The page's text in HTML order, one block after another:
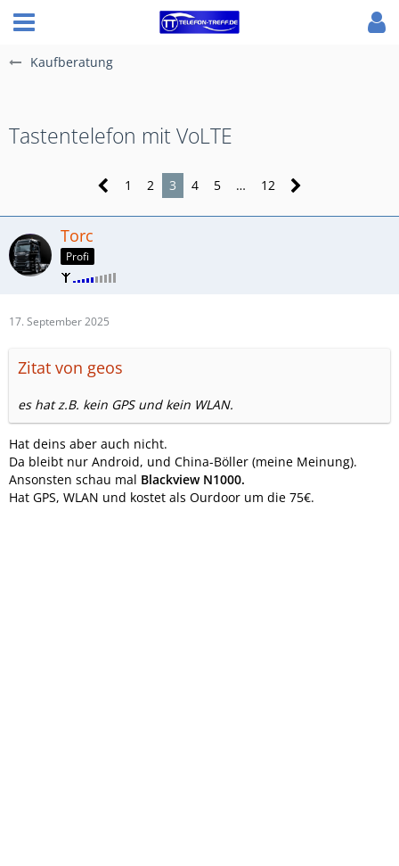
Kaufberatung
Tastentelefon mit VoLTE
1 2 3 4 5 … 12
Torc
Profi
17. September 2025
Zitat von geos
es hat z.B. kein GPS und kein WLAN.
Hat deins aber auch nicht.
Da bleibt nur Android, und China-Böller (meine Meinung).
Ansonsten schau mal Blackview N1000.
Hat GPS, WLAN und kostet als Ourdoor um die 75€.